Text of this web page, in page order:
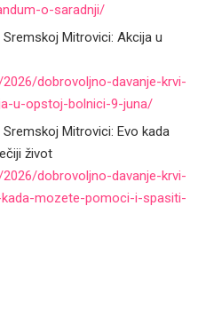
o-saradnji/
Mitrovici: Akcija u
dobrovoljno-davanje-krvi-
u-opstoj-bolnici-9-juna/
Mitrovici: Evo kada
život
dobrovoljno-davanje-krvi-
mozete-pomoci-i-spasiti-